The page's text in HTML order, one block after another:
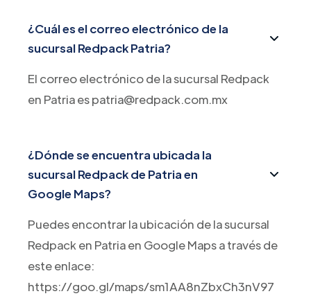
¿Cuál es el correo electrónico de la
sucursal Redpack Patria?
El correo electrónico de la sucursal Redpack
en Patria es patria@redpack.com.mx
¿Dónde se encuentra ubicada la
sucursal Redpack de Patria en
Google Maps?
Puedes encontrar la ubicación de la sucursal
Redpack en Patria en Google Maps a través de
este enlace:
https://goo.gl/maps/sm1AA8nZbxCh3nV97